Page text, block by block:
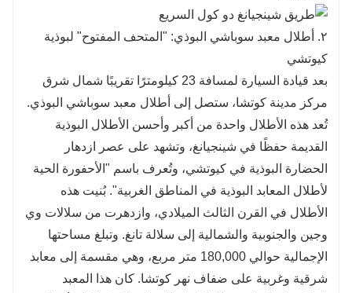
٢. أطلال معبد سوباشي البوذي: "المتحف المفتوح" لبوذية
كيوتشي
بعد قيادة السيارة لمسافة 23 كيلومترًا تقريبًا شمال شرق
مركز مدينة كوتشا، ستصل إلى أطلال معبد سوباشي البوذي.
تُعد هذه الأطلال واحدة من أكبر وأحسن الأطلال البوذية
القديمة حفظًا في شينجيانغ، وتشهد على عصر ازدهار
الحضارة البوذية في كيوتشي، وتُعرف باسم "الأحفورة الحية
لأطلال المعابد البوذية في المناطق الغربية". بُنيت هذه
الأطلال في القرن الثالث الميلادي، وازدهرت من سلالات وي
وجين والجنوبية والشمالية إلى سلالة تانغ. وتبلغ مساحتها
الإجمالية حوالي 180,000 متر مربع، وهي مقسمة إلى معابد
شرقية وغربية على ضفاف نهر كوتشا. كان هذا المعبد